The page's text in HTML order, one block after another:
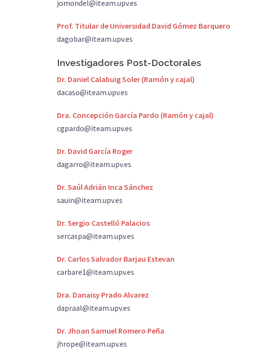
jomondel@iteam.upv.es
Prof. Titular de Universidad David Gómez Barquero
dagobar@iteam.upv.es
Investigadores Post-Doctorales
Dr. Daniel Calabuig Soler (Ramón y cajal)
dacaso@iteam.upv.es
Dra. Concepción García Pardo (Ramón y cajal)
cgpardo@iteam.upv.es
Dr. David García Roger
dagarro@iteam.upv.es
Dr. Saúl Adrián Inca Sánchez
sauin@iteam.upv.es
Dr. Sergio Castelló Palacios
sercaspa@iteam.upv.es
Dr. Carlos Salvador Barjau Estevan
carbare1@iteam.upv.es
Dra. Danaisy Prado Alvarez
dapraal@iteam.upv.es
Dr. Jhoan Samuel Romero Peña
jhrope@iteam.upv.es